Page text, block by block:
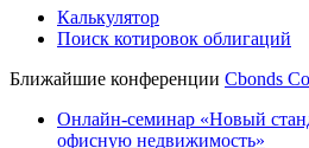
IT-аккредитация
Поиск котировок облигаций